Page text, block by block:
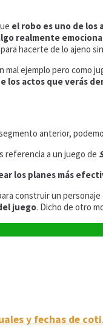
el robo es uno de los
realmente
para hacerte de lo ajeno
ejemplo pero como
actos que verás
anterior,
referencia a un juego de
los planes más
construir un
juego. Dicho de otro
y fechas de